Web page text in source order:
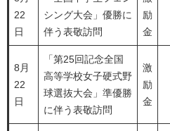
22
日
シング大会」優勝に
伴う表敬訪問
励
金
8月
22
日
「第25回記念全国
高等学校女子硬式野
球選抜大会」準優勝
に伴う表敬訪問
激
励
金